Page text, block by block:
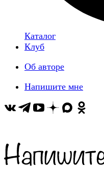
Каталог
Клуб
Об авторе
Напишите мне